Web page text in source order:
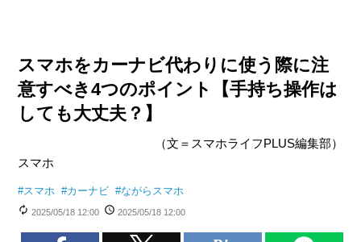
スマホをカーナビ代わりに使う際に注
意すべき4つのポイント【手持ち操作は
しても大丈夫？】
（文＝スマホライフPLUS編集部）
スマホ
#スマホ #カーナビ #ながらスマホ
2025/05/18 12:00 2025/05/18 12:00